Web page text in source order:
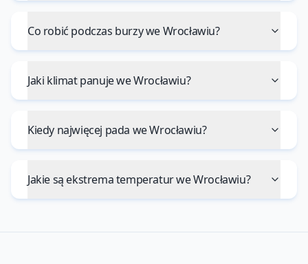
Co robić podczas burzy we Wrocławiu?
Jaki klimat panuje we Wrocławiu?
Kiedy najwięcej pada we Wrocławiu?
Jakie są ekstrema temperatur we Wrocławiu?